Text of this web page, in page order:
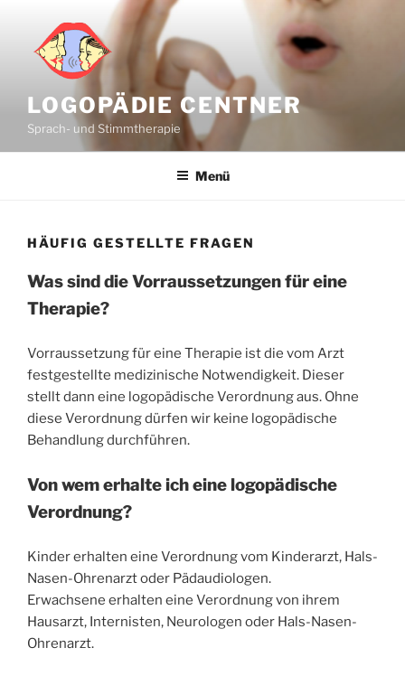
springen
LOGOPÄDIE CENTNER
Sprach- und Stimmtherapie
Menü
HÄUFIG GESTELLTE FRAGEN
Was sind die Vorraussetzungen für eine
Therapie?
Vorraussetzung für eine Therapie ist die vom Arzt
festgestellte medizinische Notwendigkeit. Dieser
stellt dann eine logopädische Verordnung aus. Ohne
diese Verordnung dürfen wir keine logopädische
Behandlung durchführen.
Von wem erhalte ich eine logopädische
Verordnung?
Kinder erhalten eine Verordnung vom Kinderarzt, Hals-
Nasen-Ohrenarzt oder Pädaudiologen.
Erwachsene erhalten eine Verordnung von ihrem
Hausarzt, Internisten, Neurologen oder Hals-Nasen-
Ohrenarzt.